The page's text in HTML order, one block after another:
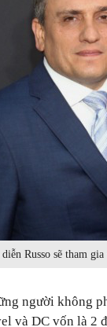
Russo sẽ tham
người không
và DC vốn là 2